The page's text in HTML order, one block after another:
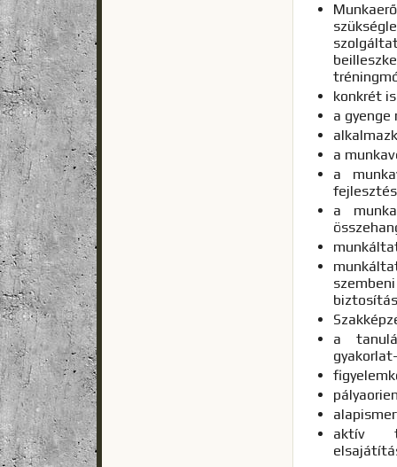
konkrét
a
a
a
a
a
aktív